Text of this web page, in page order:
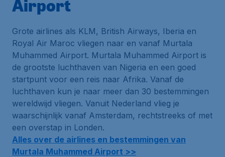
Airport
Grote airlines als KLM, British Airways, Iberia en
Royal Air Maroc vliegen naar en vanaf Murtala
Muhammed Airport. Murtala Muhammed Airport is
de grootste luchthaven van Nigeria en een goed
startpunt voor een reis naar Afrika. Vanaf de
luchthaven kun je naar meer dan 30 bestemmingen
wereldwijd vliegen. Vanuit Nederland vlieg je
waarschijnlijk vanaf Amsterdam, rechtstreeks of met
een overstap in Londen.
Alles over de airlines en bestemmingen van
Murtala Muhammed Airport >>